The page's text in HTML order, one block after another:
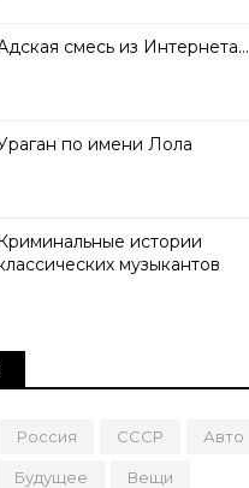
смесь из Интернета…
по имени Лола
истории
музыкантов
Россия СССР Авто
Будущее Вещи